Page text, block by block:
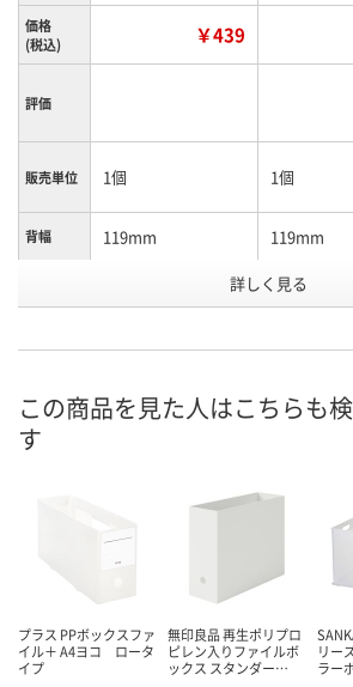
価格
(税込)
￥439
評価
販売単位 1個 1個
背幅 119mm 119mm
クリアホワ
号
お届け日
お取り扱い終了しま
した
数量
詳しく見る
この商品を見た人はこちらも
す
プラス PPボックスファ
イル＋ A4ヨコ ロータ
イプ
無印良品 再生ポリプロ
ピレン入りファイルボ
ックス スタンダー…
リー
ラー